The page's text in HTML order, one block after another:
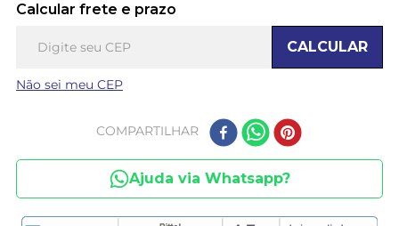
Calcular frete e prazo
CALCULAR
Não sei meu CEP
COMPARTILHAR
Ajuda via Whatsapp?